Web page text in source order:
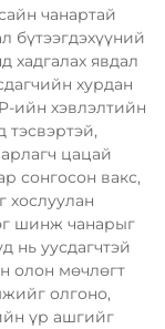
чанартай
бүтээгдэхүүний
хадгалах явдал
хурдан
ийн хэвлэлтийн
тэсвэртэй,
цацай
сонгосон вакс,
хослуулан
шинж чанарыг
нь уусдагчтэй
олон мөчлөгт
олгоно,
үр ашгийг